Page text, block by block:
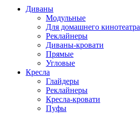
Диваны
Модульные
Для домашнего кинотеатра
Реклайнеры
Диваны-кровати
Прямые
Угловые
Кресла
Глайдеры
Реклайнеры
Кресла-кровати
Пуфы